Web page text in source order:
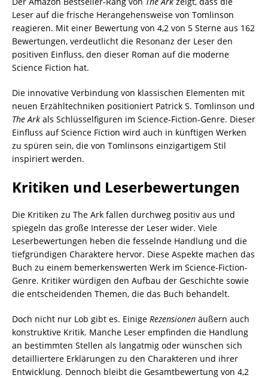
Leser auf die frische Herangehensweise von Tomlinson
reagieren. Mit einer Bewertung von 4,2 von 5 Sterne aus 162
Bewertungen, verdeutlicht die Resonanz der Leser den
positiven Einfluss, den dieser Roman auf die moderne
Science Fiction hat.
Die innovative Verbindung von klassischen Elementen mit
neuen Erzähltechniken positioniert Patrick S. Tomlinson und
The Ark als Schlüsselfiguren im Science-Fiction-Genre. Dieser
Einfluss auf Science Fiction wird auch in künftigen Werken
zu spüren sein, die von Tomlinsons einzigartigem Stil
inspiriert werden.
Kritiken und Leserbewertungen
Die Kritiken zu The Ark fallen durchweg positiv aus und
spiegeln das große Interesse der Leser wider. Viele
Leserbewertungen heben die fesselnde Handlung und die
tiefgründigen Charaktere hervor. Diese Aspekte machen das
Buch zu einem bemerkenswerten Werk im Science-Fiction-
Genre. Kritiker würdigen den Aufbau der Geschichte sowie
die entscheidenden Themen, die das Buch behandelt.
Doch nicht nur Lob gibt es. Einige Rezensionen äußern auch
konstruktive Kritik. Manche Leser empfinden die Handlung
an bestimmten Stellen als langatmig oder wünschen sich
detailliertere Erklärungen zu den Charakteren und ihrer
Entwicklung. Dennoch bleibt die Gesamtbewertung von 4,2